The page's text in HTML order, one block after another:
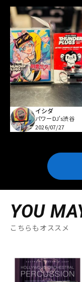
イシダ
パワーDJ's渋谷
2026/07/27
YOU
こちらもオススメ